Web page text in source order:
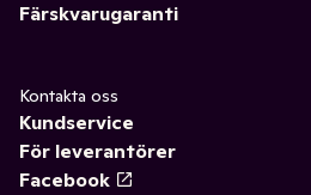
Färskvarugaranti
Kontakta oss
Kundservice
För leverantörer
Facebook